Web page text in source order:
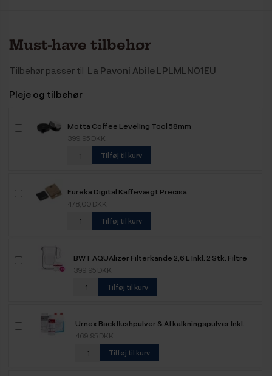
Must-have tilbehør
Tilbehør passer til La Pavoni Abile LPLMLN01EU
Pleje og tilbehør
Motta Coffee Leveling Tool 58mm
399,95 DKK
Tilføj til kurv
Eureka Digital Kaffevægt Precisa
478,00 DKK
Tilføj til kurv
BWT AQUAlizer Filterkande 2,6 L Inkl. 2 Stk. Filtre
399,95 DKK
Tilføj til kurv
Urnex Backflushpulver & Afkalkningspulver Inkl.
Detergent Mælkerens
469,95 DKK
Tilføj til kurv